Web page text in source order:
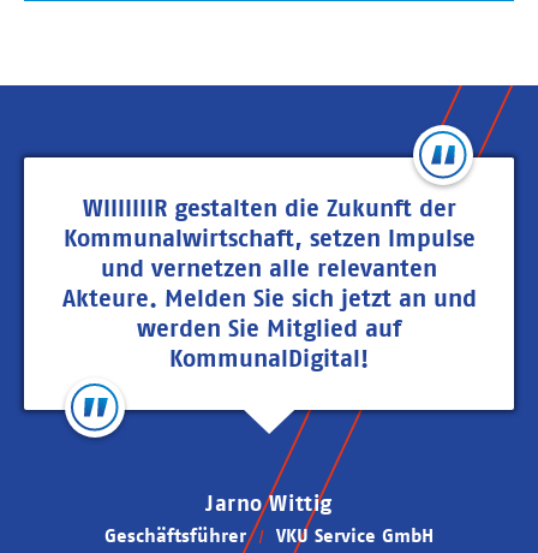
WIIIIIIIR gestalten die Zukunft der
Kommunalwirtschaft, setzen Impulse
und vernetzen alle relevanten
Akteure. Melden Sie sich jetzt an und
werden Sie Mitglied auf
KommunalDigital!
Jarno Wittig
Geschäftsführer VKU Service GmbH